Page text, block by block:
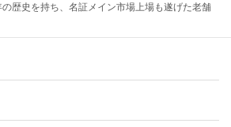
歴史を持ち、名証メイン市場上場も遂げた老舗